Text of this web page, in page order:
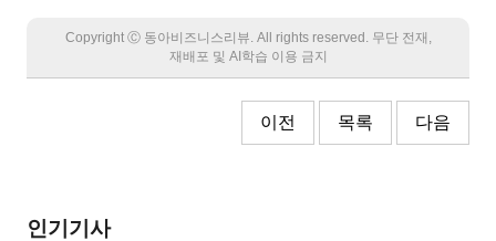
Copyright Ⓒ 동아비즈니스리뷰. All rights reserved. 무단 전재,
재배포 및 AI학습 이용 금지
이전 목록 다음
인기기사